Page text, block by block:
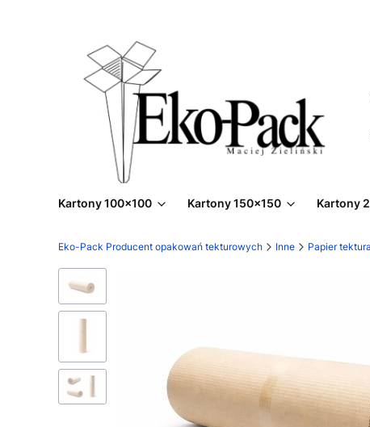
Kartony 100x100 Kartony 150x150 Kartony
Eko-Pack Producent opakowań tekturowych Inne Papier